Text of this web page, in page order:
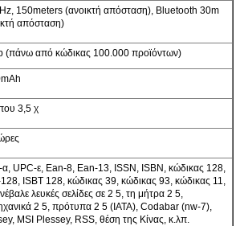
150meters (ανοικτή απόσταση), Bluetooth 30m
απόσταση)
(πάνω από κώδικας 100.000 προϊόντων)
3,5 χ
α, UPC-ε, Ean-8, Ean-13, ISSN, ISBN, κώδικας 128,
ISBT 128, κώδικας 39, κώδικας 93, κώδικας 11,
λευκές σελίδες σε 2 5, τη μήτρα 2 5,
2 5, πρότυπα 2 5 (IATA), Codabar (nw-7),
MSI Plessey, RSS, θέση της Κίνας, κ.λπ.